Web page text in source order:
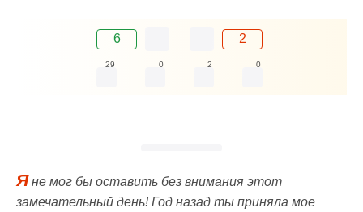
6 2
29 0 2 0
Яне мог бы оставить без внимания этот
замечательный день! Год назад ты приняла мое